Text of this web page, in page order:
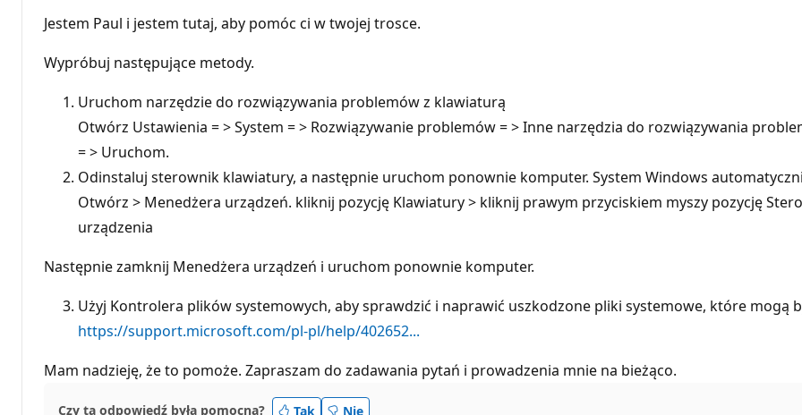
Jestem Paul i jestem tutaj, aby pomóc ci w twojej trosce.
Wypróbuj następujące metody.
Uruchom narzędzie do rozwiązywania problemów z klawiaturą
Otwórz Ustawienia = > System = > Rozwiązywanie problemów = > Inne narzędzia do rozwiązywania
= > Uruchom.
Odinstaluj sterownik klawiatury, a następnie uruchom ponownie komputer. System Windows
Otwórz > Menedżera urządzeń. kliknij pozycję Klawiatury > kliknij prawym przyciskiem myszy pozycję
urządzenia
Następnie zamknij Menedżera urządzeń i uruchom ponownie komputer.
Użyj Kontrolera plików systemowych, aby sprawdzić i naprawić uszkodzone pliki systemowe, które mogą
https://support.microsoft.com/pl-pl/help/402652...
Mam nadzieję, że to pomoże. Zapraszam do zadawania pytań i prowadzenia mnie na bieżąco.
Czy ta odpowiedź była pomocna? Tak Nie